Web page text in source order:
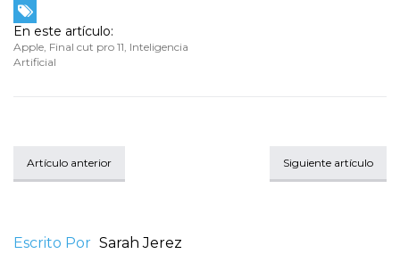
En este artículo:
Apple, Final cut pro 11, Inteligencia
Artificial
Artículo anterior Siguiente artículo
Escrito Por Sarah Jerez